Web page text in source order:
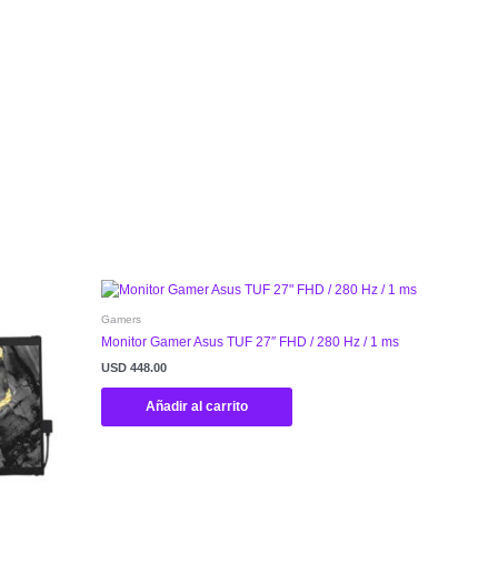
Gamers
Monitor Gamer Asus TUF 27″ FHD / 280 Hz / 1 ms
USD 448.00
Añadir al carrito